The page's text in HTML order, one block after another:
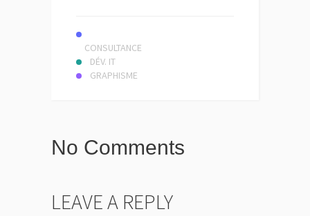
CONSULTANCE
DÉV. IT
GRAPHISME
No Comments
LEAVE A REPLY